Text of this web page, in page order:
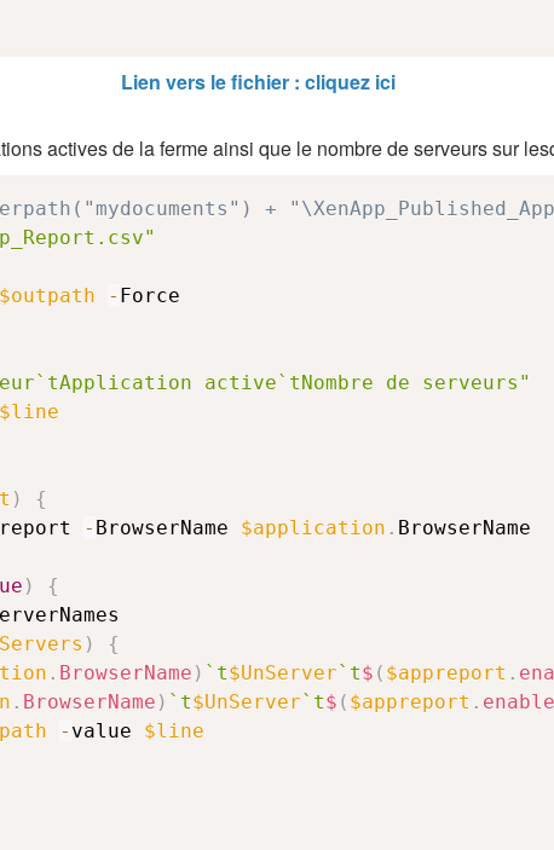
Lien vers le fichier : cliquez ici
actives de la ferme ainsi que le nombre de serveurs sur
+
$outpath - Force
active`tNombre de serveurs"
$line
)
{
- BrowserName $application . BrowserName
)
{
)
{
. BrowserName ) `t$UnServer`t$ ( $appreport .
. BrowserName ) `t$UnServer`t$ ( $appreport .
- value $line